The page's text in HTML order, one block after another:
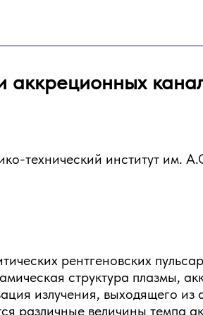
технический институт им.
рентгеновских
структура плазмы,
излучения, выходящего из
различные величины темпа